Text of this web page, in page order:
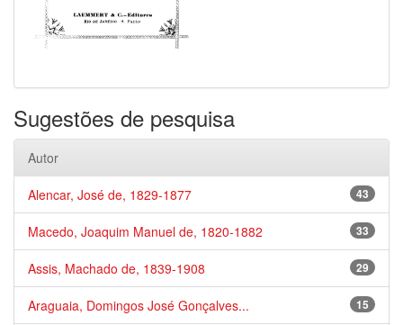
Sugestões de pesquisa
Autor
43
Alencar, José de, 1829-1877
33
Macedo, Joaquim Manuel de, 1820-1882
29
Assis, Machado de, 1839-1908
15
Araguaia, Domingos José Gonçalves...